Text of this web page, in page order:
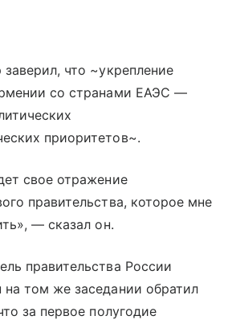
что ~укрепление
со странами ЕАЭС —
приоритетов~.
свое отражение
правительства, которое мне
— сказал он.
правительства России
том же заседании обратил
за первое полугодие